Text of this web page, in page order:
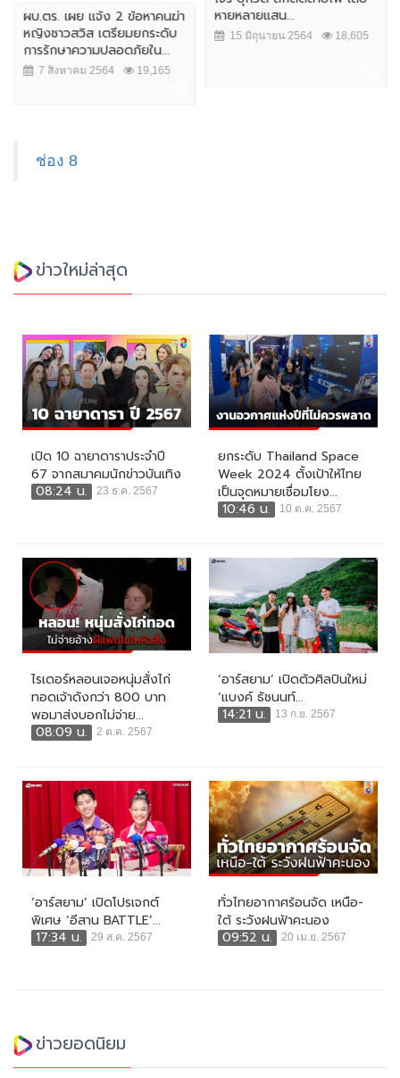
ผบ.ตร. เผย แจ้ง 2 ข้อหาคนฆ่า
หญิงชาวสวิส เตรียมยกระดับ
การรักษาความปลอดภัยใน...
โจร บุกวัด ลักตัดสายไฟ เสีย
หายหลายแสน...
เปิด 10 ฉายาดาราประจำปี
67 จากสมาคมนักข่าวบันเทิง
08:24 น.
23 ธ.ค. 2567
ยกระดับ Thailand Space
Week 2024 ตั้งเป้าให้ไทย
เป็นจุดหมายเชื่อมโยง...
10:46 น.
10 ต.ค. 2567
ไรเดอร์หลอนเจอหนุ่มสั่งไก่
ทอดเจ้าดังกว่า 800 บาท
พอมาส่งบอกไม่จ่าย...
08:09 น.
2 ต.ค. 2567
‘อาร์สยาม’ เปิดตัวศิลปินใหม่
‘แบงค์ ธัชนนท์...
14:21 น.
13 ก.ย. 2567
‘อาร์สยาม’ เปิดโปรเจกต์
พิเศษ ‘อีสาน BATTLE’...
17:34 น.
29 ส.ค. 2567
ทั่วไทยอากาศร้อนจัด เหนือ-
ใต้ ระวังฝนฟ้าคะนอง
09:52 น.
20 เม.ย. 2567